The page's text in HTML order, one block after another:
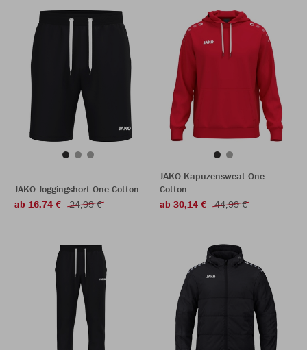
JAKO Joggingshort One Cotton
ab 16,74 €
24,99 €
JAKO Kapuzensweat One
Cotton
ab 30,14 €
44,99 €